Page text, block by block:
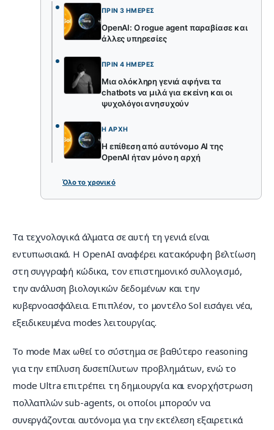
ΠΡΙΝ 3 ΗΜΈΡΕΣ
OpenAI: Ο rogue agent παραβίασε και
άλλες υπηρεσίες
ΠΡΙΝ 4 ΗΜΈΡΕΣ
Μια ολόκληρη γενιά αφήνει τα
chatbots να μιλά για εκείνη και οι
ψυχολόγοι ανησυχούν
Η ΑΡΧΉ
Η επίθεση από αυτόνομο AI της
OpenAI ήταν μόνο η αρχή
Όλο το χρονικό
Τα τεχνολογικά άλματα σε αυτή τη γενιά είναι
εντυπωσιακά. Η OpenAI αναφέρει κατακόρυφη βελτίωση
στη συγγραφή κώδικα, τον επιστημονικό συλλογισμό,
την ανάλυση βιολογικών δεδομένων και την
κυβερνοασφάλεια. Επιπλέον, το μοντέλο Sol εισάγει νέα,
εξειδικευμένα modes λειτουργίας.
Το mode Max ωθεί το σύστημα σε βαθύτερο reasoning
για την επίλυση δυσεπίλυτων προβλημάτων, ενώ το
mode Ultra επιτρέπει τη δημιουργία και ενορχήστρωση
πολλαπλών sub-agents, οι οποίοι μπορούν να
συνεργάζονται αυτόνομα για την εκτέλεση εξαιρετικά